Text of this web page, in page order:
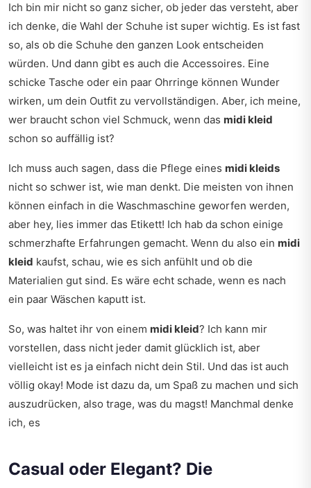
Ich bin mir nicht so ganz sicher, ob jeder das versteht, aber
ich denke, die Wahl der Schuhe ist super wichtig. Es ist fast
so, als ob die Schuhe den ganzen Look entscheiden
würden. Und dann gibt es auch die Accessoires. Eine
schicke Tasche oder ein paar Ohrringe können Wunder
wirken, um dein Outfit zu vervollständigen. Aber, ich meine,
wer braucht schon viel Schmuck, wenn das midi kleid
schon so auffällig ist?
Ich muss auch sagen, dass die Pflege eines midi kleids
nicht so schwer ist, wie man denkt. Die meisten von ihnen
können einfach in die Waschmaschine geworfen werden,
aber hey, lies immer das Etikett! Ich hab da schon einige
schmerzhafte Erfahrungen gemacht. Wenn du also ein midi
kleid kaufst, schau, wie es sich anfühlt und ob die
Materialien gut sind. Es wäre echt schade, wenn es nach
ein paar Wäschen kaputt ist.
So, was haltet ihr von einem midi kleid? Ich kann mir
vorstellen, dass nicht jeder damit glücklich ist, aber
vielleicht ist es ja einfach nicht dein Stil. Und das ist auch
völlig okay! Mode ist dazu da, um Spaß zu machen und sich
auszudrücken, also trage, was du magst! Manchmal denke
ich, es
Casual oder Elegant? Die